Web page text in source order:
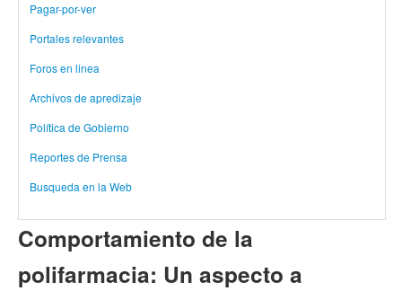
Pagar-por-ver
Portales relevantes
Foros en linea
Archivos de apredizaje
Política de Gobierno
Reportes de Prensa
Busqueda en la Web
Comportamiento de la
polifarmacia: Un aspecto a